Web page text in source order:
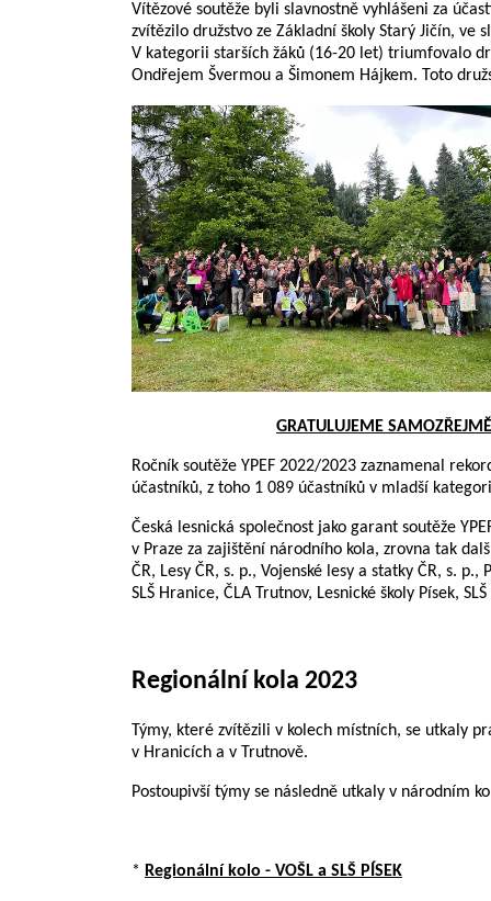
Vítězové soutěže byli slavnostně vyhlášeni za
zvítězilo družstvo ze Základní školy Starý Jičín, ve
V kategorii starších žáků (16-20 let) triumfovalo
Ondřejem Švermou a Šimonem Hájkem. Toto
GRATULUJEME
Ročník soutěže YPEF 2022/2023 zaznamenal
účastníků, z toho 1 089 účastníků v mladší
Česká lesnická společnost jako garant soutěže
v Praze za zajištění národního kola, zrovna tak
ČR, Lesy ČR, s. p., Vojenské lesy a statky ČR, s.
SLŠ Hranice, ČLA Trutnov, Lesnické školy Písek,
Regionální kola 2023
Týmy, které zvítězili v kolech místních, se utkaly
v Hranicích a v Trutnově.
Postoupivší týmy se následně utkaly v národním
* Regionální kolo - VOŠL a SLŠ PÍSEK